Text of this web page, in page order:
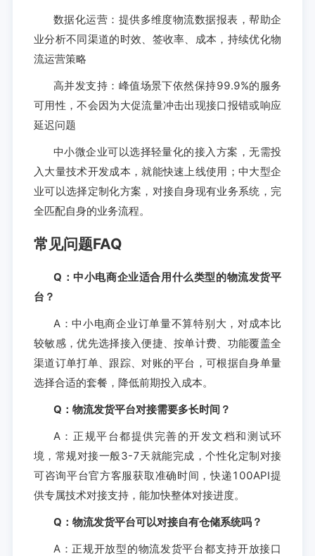
数据化运营：提供多维度物流数据报表，帮助企
业分析不同渠道的时效、签收率、成本，持续优化物
流运营策略
高并发支持：峰值场景下依然保持99.9%的服务
可用性，不会因为大促流量冲击出现接口报错或响应
延迟问题
中小微企业可以选择轻量化的接入方案，无需投
入大量技术开发成本，就能快速上线使用；中大型企
业可以选择定制化方案，对接自身现有业务系统，完
全匹配自身的业务流程。
常见问题FAQ
Q：中小电商企业适合用什么类型的物流发货平
台？
A：中小电商企业订单量不算特别大，对成本比
较敏感，优先选择接入便捷、按单计费、功能覆盖全
渠道订单打单、跟踪、对账的平台，可根据自身单量
选择合适的套餐，降低前期投入成本。
Q：物流发货平台对接需要多长时间？
A：正规平台都提供完善的开发文档和测试环
境，常规对接一般3-7天就能完成，个性化定制对接
可咨询平台官方客服获取准确时间，快递100API提
供专属技术对接支持，能加快整体对接进度。
Q：物流发货平台可以对接自有仓储系统吗？
A：正规开放型的物流发货平台都支持开放接口